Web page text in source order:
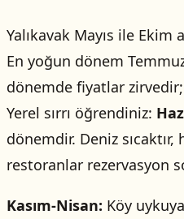
Yalıkavak Mayıs ile Ekim
En yoğun dönem
dönemde fiyatlar
Yerel sırrı öğrendiniz:
dönemdir. Deniz
restoranlar rezervasyon
Kasım-Nisan: Köy